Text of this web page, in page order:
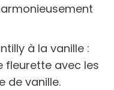
à la vanille :
fleurette avec les
de vanille.